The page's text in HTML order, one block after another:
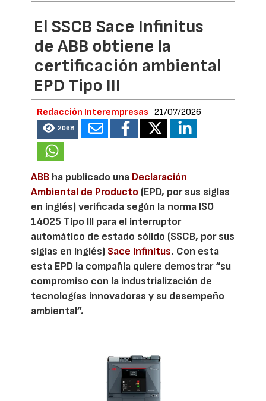
El SSCB Sace Infinitus
de ABB obtiene la
certificación ambiental
EPD Tipo III
Redacción Interempresas 21/07/2026
2068
ABB ha publicado una Declaración
Ambiental de Producto (EPD, por sus siglas
en inglés) verificada según la norma ISO
14025 Tipo III para el interruptor
automático de estado sólido (SSCB, por sus
siglas en inglés) Sace Infinitus. Con esta
esta EPD la compañía quiere demostrar “su
compromiso con la industrialización de
tecnologías innovadoras y su desempeño
ambiental”.